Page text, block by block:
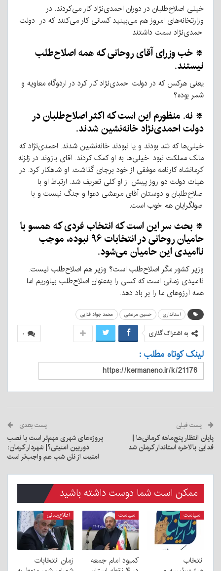
خیلی اصلاح‌طلبان در دوران احمدی‌نژاد کار می‌کردند. در
وزارتخانه‌های امروز هم می‌بینید کسانی کار می‌کنند که در دولت
احمدی‌نژاد سمت داشتند
* خب وزرای آقای روحانی که همه اصلاح‌طلب
نیستند.
یعنی هرکس که در دولت احمدی‌نژاد کار کرد در اردوگاه معاویه و
شمر بوده؟
* نه. منظورم این است که اکثر اصلاح‌طلبان در
دولت احمدی‌نژاد خانه‌نشین شدند.
خیلی‌ها که تند بودند و یا نبودند خانه‌نشین شدند. احمدی‌نژاد که
مالک مملکت نبود. خیلی‌ها به او کمک کردند. آقای بازوند در زلزله
کرمانشاه کارنامه موفقی از خود برجای گذاشت. او شاهکار کرد. در
هیات دولت دو روز پیش از او کلی تعریف شد. ارتباط او با
اصلاح‌طلبان و دوستان آقای مرعشی دعوا و جنگ نیست و با
اصولگرایان هم خوب است.
* بحث سر این است که انتخاب فردی که همسو با
حامیان روحانی در انتخابات ۹۶ نبوده، موجب
ناامیدی این حامیان می‌شود.
وزیر کشور مگر اصلاح‌طلب است؟ وزیر هم اصلاح‌طلب نیست.
ناامیدی زمانی است که کسی را به‌عنوان اصلاح‌طلب بیاوریم اما
همه آرزوهای ما را بر باد دهد.
استانداری حسین مرعشی محمد جواد فدایی
۰ به اشتراک گذاری
لینک کوتاه مطلب :
پست قبلی
پایان انتظار پنج‌ماهه کرمانی‌ها |
فدایی بالاخره استاندار کرمان شد
پست بعدی
پروژه‌های شهری مهم‌تر است یا نصب
دوربین امنیتی؟| شهردار کرمان:
امنیت از نان شب هم واجب‌تر است
ممکن است شما دوست داشته باشید
سیاست
انتخاب
سیاست
کمبود امام جمعه
اطلاع‌رسانی
زمان انتخابات